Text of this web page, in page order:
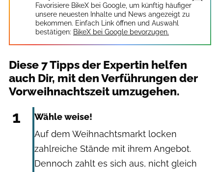
Favorisiere BikeX bei Google, um künftig häufiger
unsere neuesten Inhalte und News angezeigt zu
bekommen. Einfach Link öffnen und Auswahl
bestätigen: BikeX bei Google bevorzugen.
Diese 7 Tipps der Expertin helfen
auch Dir, mit den Verführungen der
Vorweihnachtszeit umzugehen.
1
Wähle weise!
Auf dem Weihnachtsmarkt locken
zahlreiche Stände mit ihrem Angebot.
Dennoch zahlt es sich aus, nicht gleich